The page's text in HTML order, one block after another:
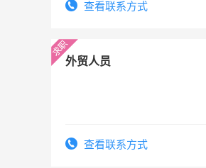
查看联系方式
外贸人员
查看联系方式